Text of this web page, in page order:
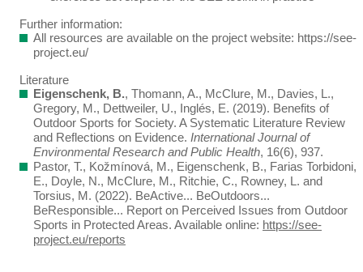
Further information:
All resources are available on the project website: https://see-
project.eu/
Literature
Eigenschenk, B., Thomann, A., McClure, M., Davies, L.,
Gregory, M., Dettweiler, U., Inglés, E. (2019). Benefits of
Outdoor Sports for Society. A Systematic Literature Review
and Reflections on Evidence. International Journal of
Environmental Research and Public Health, 16(6), 937.
Pastor, T., Kožmínová, M., Eigenschenk, B., Farias Torbidoni,
E., Doyle, N., McClure, M., Ritchie, C., Rowney, L. and
Torsius, M. (2022). BeActive... BeOutdoors...
BeResponsible... Report on Perceived Issues from Outdoor
Sports in Protected Areas. Available online: https://see-
project.eu/reports